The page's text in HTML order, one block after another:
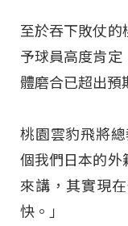
至於吞下敗仗的
予球員高度肯定
體磨合已超出預
桃園雲豹飛將
個我們日本的外
來講，其實現
快。」